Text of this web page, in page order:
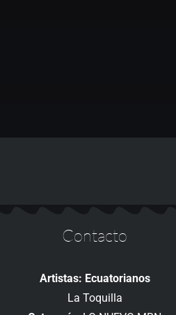
Contacto
Artistas: Ecuatorianos
La Toquilla